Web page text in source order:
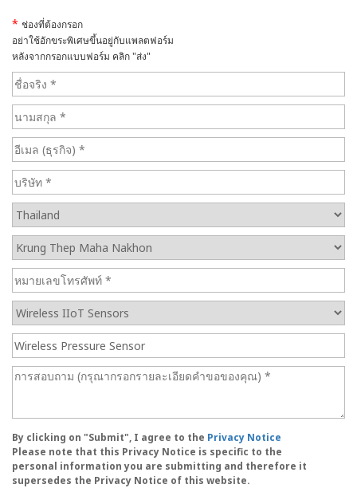
* ช่องที่ต้องกรอก
อย่าใช้อักขระพิเศษขึ้นอยู่กับแพลตฟอร์ม
หลังจากกรอกแบบฟอร์ม คลิก "ส่ง"
By clicking on "Submit", I agree to the Privacy Notice
Please note that this Privacy Notice is specific to the
personal information you are submitting and therefore it
supersedes the Privacy Notice of this website.